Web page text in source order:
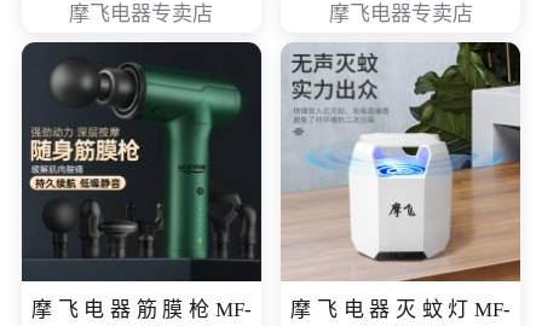
摩飞电器专卖店 摩飞电器专卖店
摩飞电器筋膜枪MF-
摩飞电器灭蚊灯MF-